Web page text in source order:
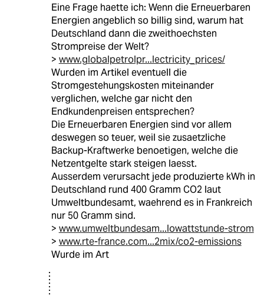
Eine Frage haette ich: Wenn die Erneuerbaren
Energien angeblich so billig sind, warum hat
Deutschland dann die zweithoechsten
Strompreise der Welt?
> www.globalpetrolpr...lectricity_prices/
Wurden im Artikel eventuell die
Stromgestehungskosten miteinander
verglichen, welche gar nicht den
Endkundenpreisen entsprechen?
Die Erneuerbaren Energien sind vor allem
deswegen so teuer, weil sie zusaetzliche
Backup-Kraftwerke benoetigen, welche die
Netzentgelte stark steigen laesst.
Ausserdem verursacht jede produzierte kWh in
Deutschland rund 400 Gramm CO2 laut
Umweltbundesamt, waehrend es in Frankreich
nur 50 Gramm sind.
> www.umweltbundesam...lowattstunde-strom
> www.rte-france.com...2mix/co2-emissions
Wurde im Art